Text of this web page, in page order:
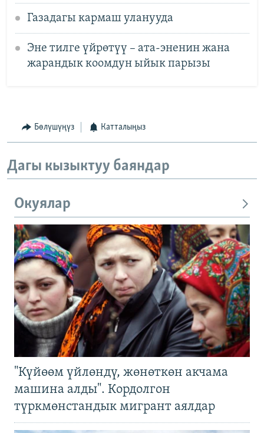
Газадагы кармаш уланууда
Эне тилге үйрөтүү – ата-эненин жана
жарандык коомдун ыйык парызы
Бөлүшүңүз Катталыңыз
Дагы кызыктуу баяндар
Окуялар
"Күйөөм үйлөндү, жөнөткөн акчама
машина алды". Кордолгон
түркмөнстандык мигрант аялдар